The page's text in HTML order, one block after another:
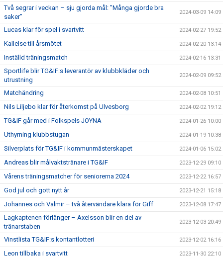
Två segrar i veckan – sju gjorda mål: ”Många gjorde bra
saker”
2024-03-09 14:09
Lucas klar för spel i svartvitt 2024-02-27 19:52
Kallelse till årsmötet 2024-02-20 13:14
Inställd träningsmatch 2024-02-16 13:31
Sportlife blir TG&IF:s leverantör av klubbkläder och
utrustning
2024-02-09 09:52
Matchändring 2024-02-08 10:51
Nils Liljebo klar för återkomst på Ulvesborg 2024-02-02 19:12
TG&IF går med i Folkspels JOYNA 2024-01-26 10:00
Uthyrning klubbstugan 2024-01-19 10:38
Silverplats för TG&IF i kommunmästerskapet 2024-01-06 15:02
Andreas blir målvaktstränare i TG&IF 2023-12-29 09:10
Vårens träningsmatcher för seniorerna 2024 2023-12-22 16:57
God jul och gott nytt år 2023-12-21 15:18
Johannes och Valmir – två återvändare klara för Giff 2023-12-08 17:47
Lagkaptenen förlänger – Axelsson blir en del av
tränarstaben
2023-12-03 20:49
Vinstlista TG&IF:s kontantlotteri 2023-12-02 16:16
Leon tillbaka i svartvitt 2023-11-30 22:10